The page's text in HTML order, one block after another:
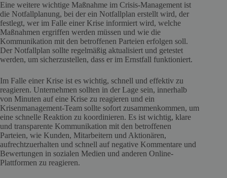
Eine weitere wichtige Maßnahme im Crisis-Management ist
die Notfallplanung, bei der ein Notfallplan erstellt wird, der
festlegt, wer im Falle einer Krise informiert wird, welche
Maßnahmen ergriffen werden müssen und wie die
Kommunikation mit den betroffenen Parteien erfolgen soll.
Der Notfallplan sollte regelmäßig aktualisiert und getestet
werden, um sicherzustellen, dass er im Ernstfall funktioniert.
Im Falle einer Krise ist es wichtig, schnell und effektiv zu
reagieren. Unternehmen sollten in der Lage sein, innerhalb
von Minuten auf eine Krise zu reagieren und ein
Krisenmanagement-Team sollte sofort zusammenkommen, um
eine schnelle Reaktion zu koordinieren. Es ist wichtig, klare
und transparente Kommunikation mit den betroffenen
Parteien, wie Kunden, Mitarbeitern und Aktionären,
aufrechtzuerhalten und schnell auf negative Kommentare und
Bewertungen in sozialen Medien und anderen Online-
Plattformen zu reagieren.